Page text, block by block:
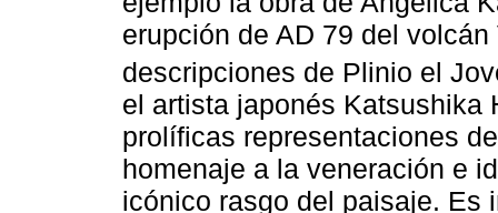
erupción de AD 79 del
descripciones de Plinio el
el artista japonés Katsushika
prolíficas representaciones
homenaje a la veneración e
icónico rasgo del paisaje. Es